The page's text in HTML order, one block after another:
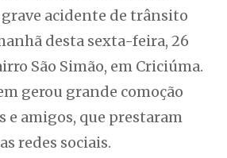
acidente de trânsito
desta sexta-feira, 26
São Simão, em Criciúma.
gerou grande comoção
e amigos, que prestaram
redes sociais.